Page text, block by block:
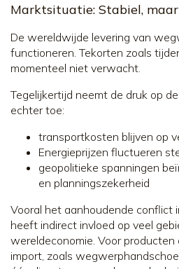
Marktsituatie: Stabiel,
De wereldwijde levering van
functioneren. Tekorten zoals
momenteel niet verwacht.
Tegelijkertijd neemt de druk op
echter toe:
transportkosten blijven op
Energieprijzen fluctueren
geopolitieke spanningen
en planningszekerheid
Vooral het aanhoudende conflict
heeft indirect invloed op veel
wereldeconomie. Voor
import, zoals